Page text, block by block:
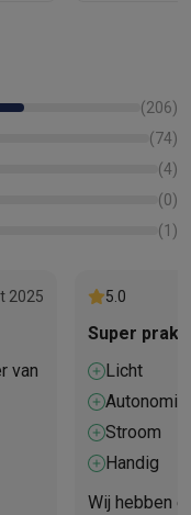
(206)
(74)
(4)
(0)
(1 )
2025
van
5.0
Super
Licht
Autonomie
Stroom
Handig
Wij hebben